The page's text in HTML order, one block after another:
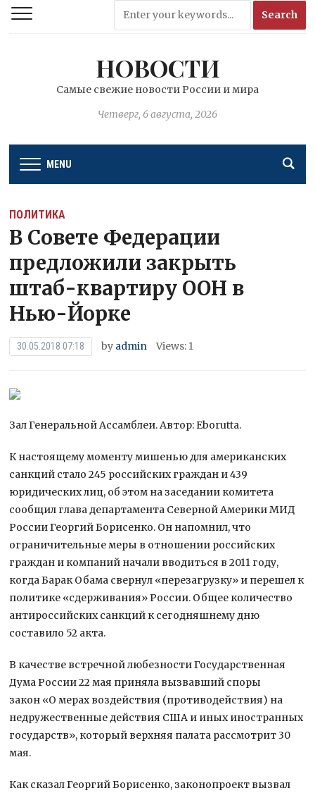
НОВОСТИ
Самые свежие новости России и мира
Четверг, 6 августа, 2026
MENU
ПОЛИТИКА
В Совете Федерации
предложили закрыть
штаб-квартиру ООН в
Нью-Йорке
30.05.2018 07:18 by admin Views: 1
Зал Генеральной Ассамблеи. Автор: Eborutta.
К настоящему моменту мишенью для американских
санкций стало 245 российских граждан и 439
юридических лиц, об этом на заседании комитета
сообщил глава департамента Северной Америки МИД
России Георгий Борисенко. Он напомнил,что
ограничительные меры в отношении российских
граждан и компаний начали вводиться в 2011 году,
когда Барак Обама свернул «перезагрузку» и перешел к
политике «сдерживания» России. Общее количество
антироссийских санкций к сегодняшнему дню
составило 52 акта.
В качестве встречной любезности Государственная
Дума России 22 мая приняла вызвавший споры
закон «О мерах воздействия (противодействия) на
недружественные действия США и иных иностранных
государств», который верхняя палата рассмотрит 30
мая.
Как сказал Георгий Борисенко, законопроект вызвал